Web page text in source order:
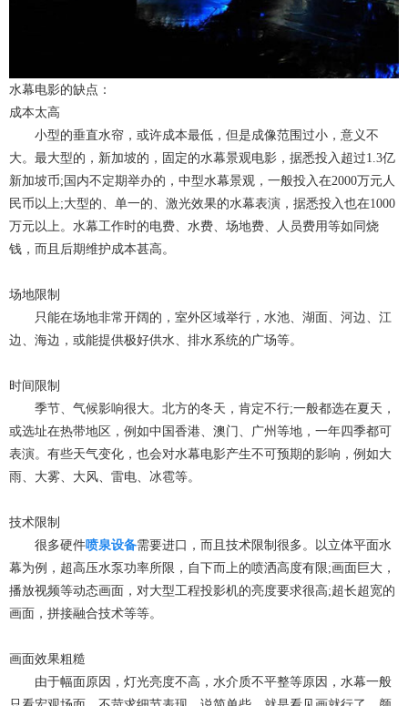
水幕电影的缺点：
成本太高
小型的垂直水帘，或许成本最低，但是成像范围过小，意义不
大。最大型的，新加坡的，固定的水幕景观电影，据悉投入超过1.3亿
新加坡币;国内不定期举办的，中型水幕景观，一般投入在2000万元人
民币以上;大型的、单一的、激光效果的水幕表演，据悉投入也在1000
万元以上。水幕工作时的电费、水费、场地费、人员费用等如同烧
钱，而且后期维护成本甚高。
场地限制
只能在场地非常开阔的，室外区域举行，水池、湖面、河边、江
边、海边，或能提供极好供水、排水系统的广场等。
时间限制
季节、气候影响很大。北方的冬天，肯定不行;一般都选在夏天，
或选址在热带地区，例如中国香港、澳门、广州等地，一年四季都可
表演。有些天气变化，也会对水幕电影产生不可预期的影响，例如大
雨、大雾、大风、雷电、冰雹等。
技术限制
很多硬件喷泉设备需要进口，而且技术限制很多。以立体平面水
幕为例，超高压水泵功率所限，自下而上的喷洒高度有限;画面巨大，
播放视频等动态画面，对大型工程投影机的亮度要求很高;超长超宽的
画面，拼接融合技术等等。
画面效果粗糙
由于幅面原因，灯光亮度不高，水介质不平整等原因，水幕一般